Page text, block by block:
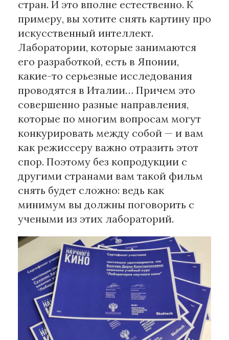
стран. И это вполне естественно. К
примеру, вы хотите снять картину про
искусственный интеллект.
Лаборатории, которые занимаются
его разработкой, есть в Японии,
какие-то серьезные исследования
проводятся в Италии… Причем это
совершенно разные направления,
которые по многим вопросам могут
конкурировать между собой — и вам
как режиссеру важно отразить этот
спор. Поэтому без копродукции с
другими странами вам такой фильм
снять будет сложно: ведь как
минимум вы должны поговорить с
учеными из этих лабораторий.